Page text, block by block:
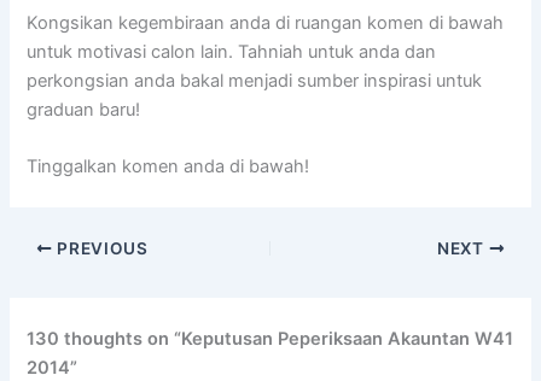
Kongsikan kegembiraan anda di ruangan komen di bawah
untuk motivasi calon lain. Tahniah untuk anda dan
perkongsian anda bakal menjadi sumber inspirasi untuk
graduan baru!
Tinggalkan komen anda di bawah!
PREVIOUS NEXT
130 thoughts on “Keputusan Peperiksaan Akauntan W41
2014”